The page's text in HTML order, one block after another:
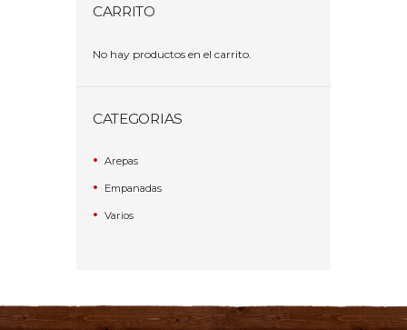
CARRITO
No hay productos en el carrito.
CATEGORIAS
Arepas
Empanadas
Varios